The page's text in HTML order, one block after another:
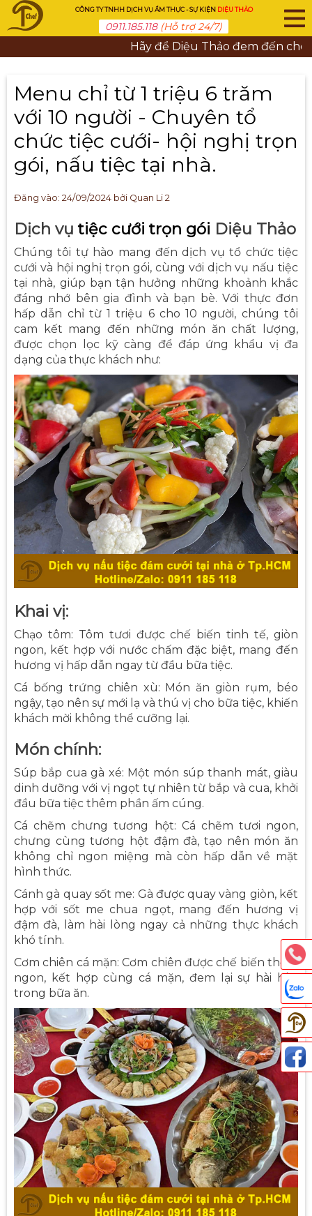
CÔNG TY TNHH DỊCH VỤ ẨM THỰC - SỰ KIỆN DIỆU THẢO
0911.185.118 (Hỗ trợ 24/7)
Hãy để Diệu Thảo đem đến cho
Menu chỉ từ 1 triệu 6 trăm
với 10 người - Chuyên tổ
chức tiệc cưới- hội nghị trọn
gói, nấu tiệc tại nhà.
Đăng vào: 24/09/2024 bởi Quan Li 2
Dịch vụtiệc cưới trọn gói Diệu Thảo
Chúng tôi tự hào mang đến dịch vụ tổ chức tiệc
cưới và hội nghị trọn gói, cùng với dịch vụ nấu tiệc
tại nhà, giúp bạn tận hưởng những khoảnh khắc
đáng nhớ bên gia đình và bạn bè. Với thực đơn
hấp dẫn chỉ từ 1 triệu 6 cho 10 người, chúng tôi
cam kết mang đến những món ăn chất lượng,
được chọn lọc kỹ càng để đáp ứng khẩu vị đa
dạng của thực khách như:
Khai vị:
Chạo tôm: Tôm tươi được chế biến tinh tế, giòn
ngon, kết hợp với nước chấm đặc biệt, mang đến
hương vị hấp dẫn ngay từ đầu bữa tiệc.
Cá bống trứng chiên xù: Món ăn giòn rụm, béo
ngậy, tạo nên sự mới lạ và thú vị cho bữa tiệc, khiến
khách mời không thể cưỡng lại.
Món chính:
Súp bắp cua gà xé: Một món súp thanh mát, giàu
dinh dưỡng với vị ngọt tự nhiên từ bắp và cua, khởi
đầu bữa tiệc thêm phần ấm cúng.
Cá chẽm chưng tương hột: Cá chẽm tươi ngon,
chưng cùng tương hột đậm đà, tạo nên món ăn
không chỉ ngon miệng mà còn hấp dẫn về mặt
hình thức.
Cánh gà quay sốt me: Gà được quay vàng giòn, kết
hợp với sốt me chua ngọt, mang đến hương vị
đậm đà, làm hài lòng ngay cả những thực khách
khó tính.
Cơm chiên cá mặn: Cơm chiên được chế biến thơm
ngon, kết hợp cùng cá mặn, đem lại sự hài hòa
trong bữa ăn.